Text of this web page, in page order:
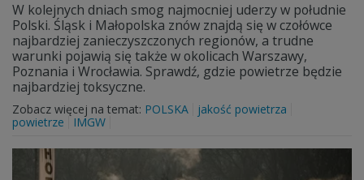
W kolejnych dniach smog najmocniej uderzy w południe
Polski. Śląsk i Małopolska znów znajdą się w czołówce
najbardziej zanieczyszczonych regionów, a trudne
warunki pojawią się także w okolicach Warszawy,
Poznania i Wrocławia. Sprawdź, gdzie powietrze będzie
najbardziej toksyczne.
Zobacz więcej na temat: POLSKA
jakość powietrza
powietrze
IMGW